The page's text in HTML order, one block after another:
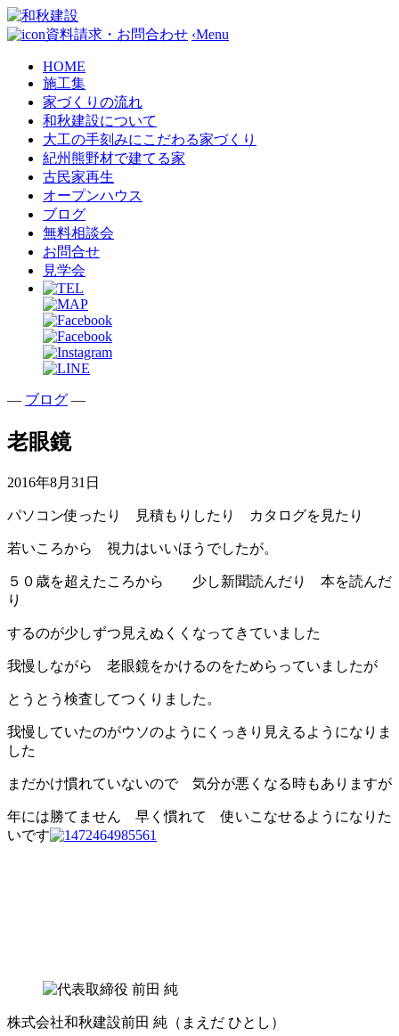
資料請求・お問合わせ ‹Menu
HOME
施工集
家づくりの流れ
和秋建設について
大工の手刻みにこだわる家づくり
紀州熊野材で建てる家
古民家再生
オープンハウス
ブログ
無料相談会
お問合せ
見学会
— ブログ —
老眼鏡
2016年8月31日
パソコン使ったり 見積もりしたり カタログを見たり
若いころから 視力はいいほうでしたが。
５０歳を超えたころから 少し新聞読んだり 本を読んだ
り
するのが少しずつ見えぬくくなってきていました
我慢しながら 老眼鏡をかけるのをためらっていましたが
とうとう検査してつくりました。
我慢していたのがウソのようにくっきり見えるようになりま
した
まだかけ慣れていないので 気分が悪くなる時もありますが
年には勝てません 早く慣れて 使いこなせるようになりた
いです
株式会社和秋建設前田 純 （まえだ ひとし）